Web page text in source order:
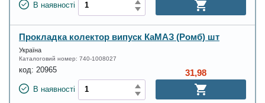
В наявності
Прокладка колектор випуск КаМАЗ (Ромб) шт
Україна
Каталоговий номер: 740-1008027
код: 20965
В наявності
31,98